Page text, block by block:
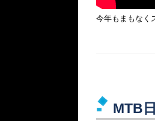
今年もまもなく
MTB